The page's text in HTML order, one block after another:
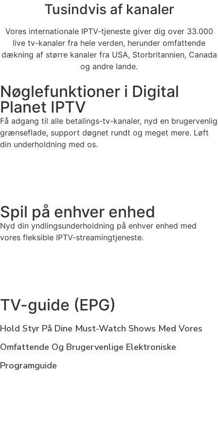
Tusindvis af kanaler
Vores internationale IPTV-tjeneste giver dig over 33.000
live tv-kanaler fra hele verden, herunder omfattende
dækning af større kanaler fra USA, Storbritannien, Canada
og andre lande.
Nøglefunktioner i Digital
Planet IPTV
Få adgang til alle betalings-tv-kanaler, nyd en brugervenlig
grænseflade, support døgnet rundt og meget mere. Løft
din underholdning med os.
Spil på enhver enhed
Nyd din yndlingsunderholdning på enhver enhed med
vores fleksible IPTV-streamingtjeneste.
TV-guide (EPG)
Hold Styr På Dine Must-Watch Shows Med Vores
Omfattende Og Brugervenlige Elektroniske
Programguide